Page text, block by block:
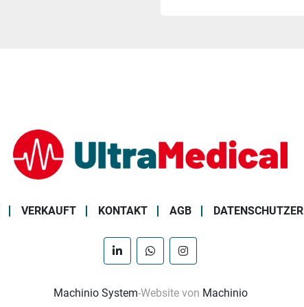
VERKAUFT KONTAKT AGB
linkedinwhatsappinstagram
Machinio System-Website von Machinio